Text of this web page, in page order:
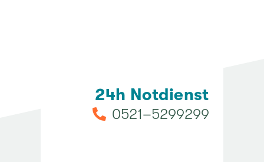
24h Not­dienst
0521–5299299